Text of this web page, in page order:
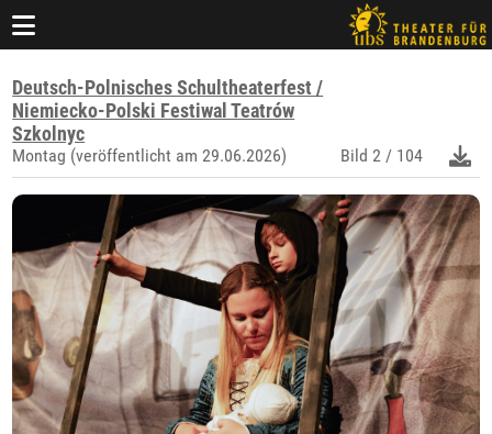
Deutsch-Polnisches Schultheaterfest /
Niemiecko-Polski Festiwal Teatrów
Szkolnyc
Montag (veröffentlicht am 29.06.2026) Bild 2 / 104